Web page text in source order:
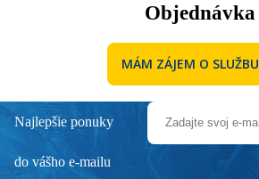
Objednávka
MÁM ZÁJEM O SLUŽBU
Najlepšie ponuky
do vášho e-mailu